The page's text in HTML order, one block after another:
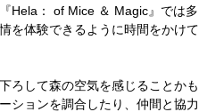
Hela： of Mice ＆ Magic』では多
を体験できるように時間をかけて
ろして森の空気を感じることかも
ションを調合したり、仲間と協力